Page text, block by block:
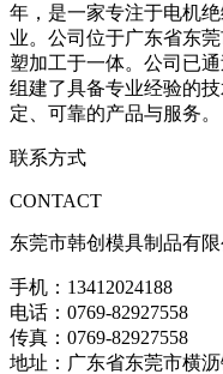
年，是一家专注于电机
业。公司位于广东省东
塑加工于一体。公司已通
组建了具备专业经验的
定、可靠的产品与服务。
联系方式
CONTACT
东莞市韩创模具制品有限
手机：13412024188
电话：0769-82927558
传真：0769-82927558
地址：广东省东莞市横